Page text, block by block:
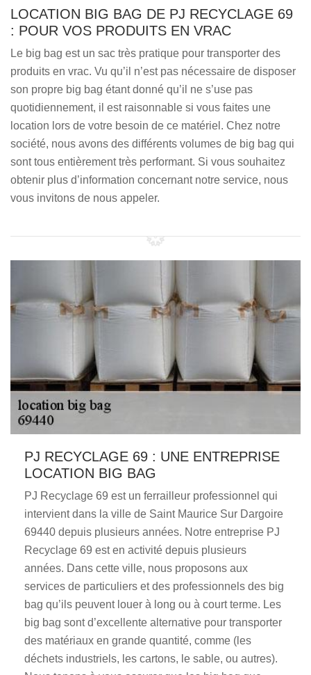
LOCATION BIG BAG DE PJ RECYCLAGE 69
: POUR VOS PRODUITS EN VRAC
Le big bag est un sac très pratique pour transporter des
produits en vrac. Vu qu’il n’est pas nécessaire de disposer
son propre big bag étant donné qu’il ne s’use pas
quotidiennement, il est raisonnable si vous faites une
location lors de votre besoin de ce matériel. Chez notre
société, nous avons des différents volumes de big bag qui
sont tous entièrement très performant. Si vous souhaitez
obtenir plus d’information concernant notre service, nous
vous invitons de nous appeler.
PJ RECYCLAGE 69 : UNE ENTREPRISE
LOCATION BIG BAG
PJ Recyclage 69 est un ferrailleur professionnel qui
intervient dans la ville de Saint Maurice Sur Dargoire
69440 depuis plusieurs années. Notre entreprise PJ
Recyclage 69 est en activité depuis plusieurs
années. Dans cette ville, nous proposons aux
services de particuliers et des professionnels des big
bag qu’ils peuvent louer à long ou à court terme. Les
big bag sont d’excellente alternative pour transporter
des matériaux en grande quantité, comme (les
déchets industriels, les cartons, le sable, ou autres).